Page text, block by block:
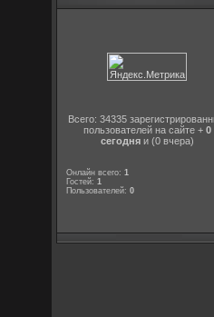
Всего: 34335
пользователей на сайте + 0
сегодняи (0 вчера)
Онлайн всего:1
Гостей:1
Пользователей:0